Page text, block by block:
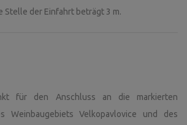
Stelle der Einfahrt beträgt 3 m.
für den Anschluss an die markierten
Weinbaugebiets Velkopavlovice und des